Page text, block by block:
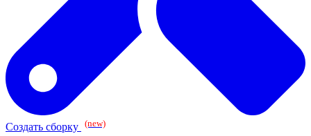
Создать сборку (new)